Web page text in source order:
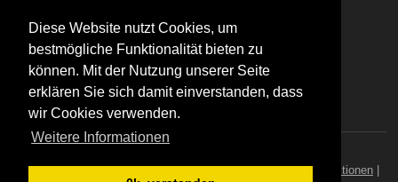
Diese Website nutzt Cookies, um
bestmögliche Funktionalität bieten zu
können. Mit der Nutzung unserer Seite
erklären Sie sich damit einverstanden, dass
wir Cookies verwenden.
Weitere Informationen
Trauringstudio bei Twitter
Trauringstudio bei Pinterest
Trauringstudio bei flickr
Trauringstudio|Trauringe|Hersteller|Kontakt/Impressum Aktionen|